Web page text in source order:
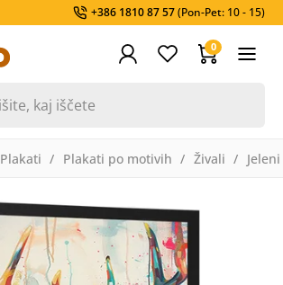
+386 1810 87 57(Pon-Pet: 10 - 15)
0
Plakati Plakati po motivih Živali Jeleni